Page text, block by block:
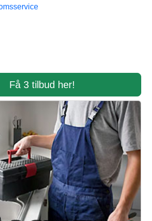
Få 3 tilbud her!